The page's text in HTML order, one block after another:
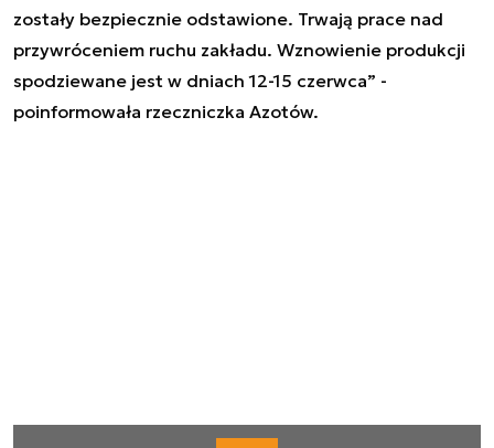
zostały bezpiecznie odstawione. Trwają prace nad
przywróceniem ruchu zakładu. Wznowienie produkcji
spodziewane jest w dniach 12-15 czerwca” -
poinformowała rzeczniczka Azotów.